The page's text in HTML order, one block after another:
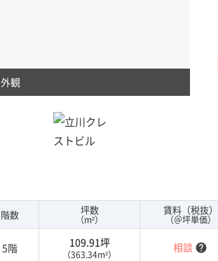
外観
階数
坪数
（m²）
賃料（税抜）
（＠坪単価）
5階 109.91坪
（363.34m²）
相談 help